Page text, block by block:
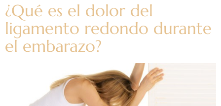
¿Qué es el dolor del
ligamento redondo durante
el embarazo?